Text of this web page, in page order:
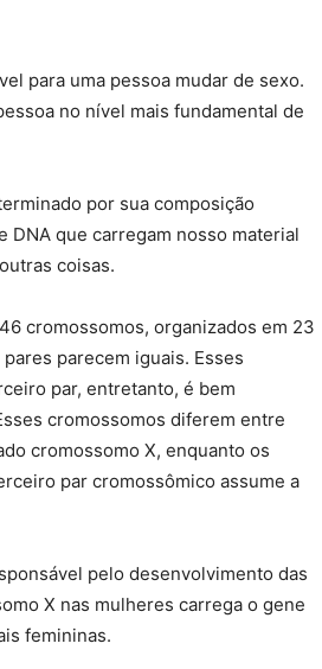
para uma pessoa mudar de sexo.
no nível mais fundamental de
por sua composição
DNA que carregam nosso material
coisas.
cromossomos, organizados em 23
parecem iguais. Esses
par, entretanto, é bem
cromossomos diferem entre
cromossomo X, enquanto os
par cromossômico assume a
pelo desenvolvimento das
X nas mulheres carrega o gene
femininas.